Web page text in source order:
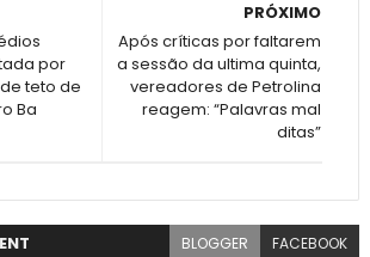
PRÓXIMO
Após críticas por faltarem
a sessão da ultima quinta,
vereadores de Petrolina
reagem: “Palavras mal
ditas”
por
teto de
Ba
BLOGGER FACEBOOK